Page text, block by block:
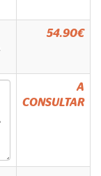
54.90€
A
CONSULTAR